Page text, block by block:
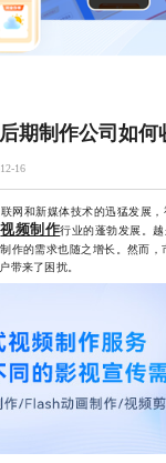
期制作公司如何
16
网和新媒体技术的迅猛发展
视频制作行业的蓬勃发展。
作的需求也随之增长。然而，
带来了困扰。